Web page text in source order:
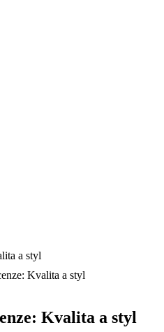
Kvalita a styl
Kvalita a styl